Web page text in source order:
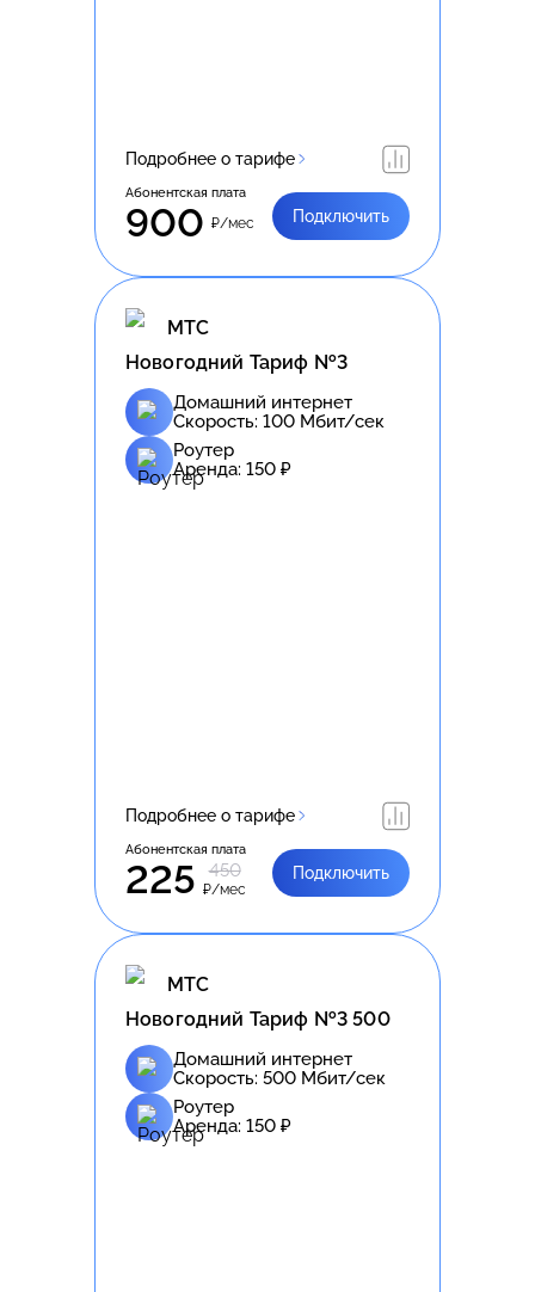
Подробнее о тарифе
Абонентская плата
900 ₽/мес Подключить
МТС
Новогодний Тариф №3
Домашний интернет
Скорость: 100 Мбит/сек
Роутер
Аренда: 150 ₽
Подробнее о тарифе
Абонентская плата
225 450
₽/мес
Подключить
МТС
Новогодний Тариф №3 500
Домашний интернет
Скорость: 500 Мбит/сек
Роутер
Аренда: 150 ₽